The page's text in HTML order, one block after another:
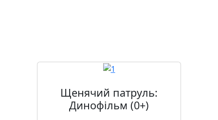
Щенячий патруль:
Динофільм (0+)